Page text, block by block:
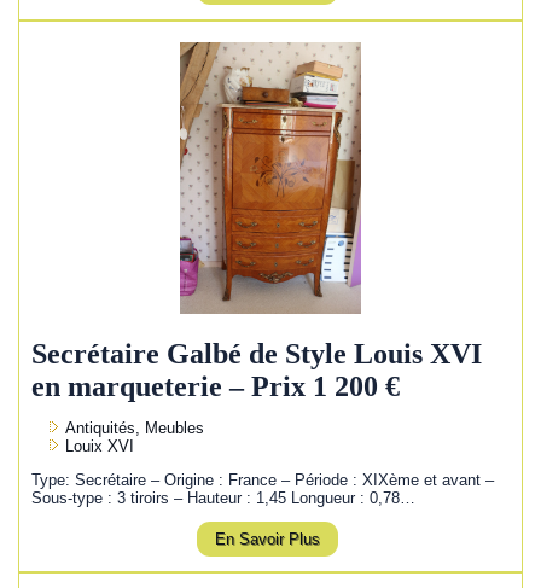
Secrétaire Galbé de Style Louis XVI
en marqueterie – Prix 1 200 €
Antiquités, Meubles
Louix XVI
Type: Secrétaire – Origine : France – Période : XIXème et avant –
Sous-type : 3 tiroirs – Hauteur : 1,45 Longueur : 0,78…
En Savoir Plus